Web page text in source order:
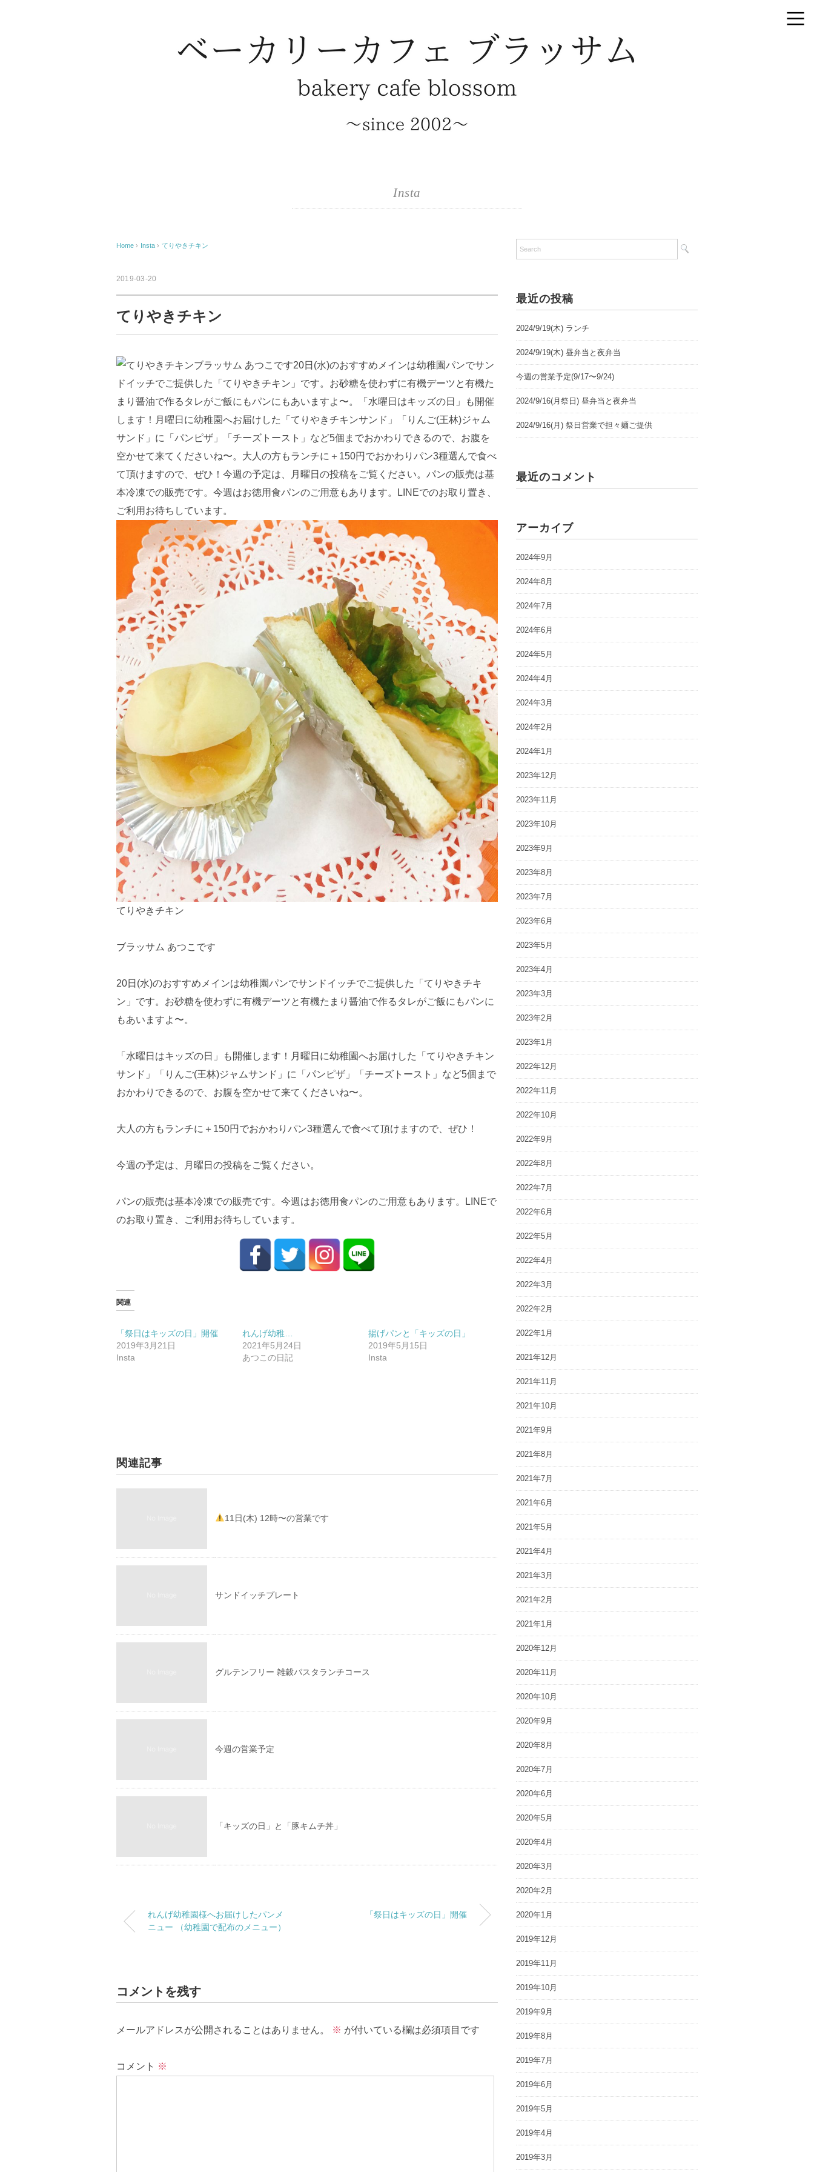
Insta
Home › Insta › てりやきチキン
2019-03-20
てりやきチキン
てりやきチキン
ブラッサム あつこです
20日(水)のおすすめメインは幼稚園パンでサンドイッチでご提供した「てりやきチキ
ン」です。お砂糖を使わずに有機デーツと有機たまり醤油で作るタレがご飯にもパンに
もあいますよ〜。
「水曜日はキッズの日」も開催します！月曜日に幼稚園へお届けした「てりやきチキン
サンド」「りんご(王林)ジャムサンド」に「パンピザ」「チーズトースト」など5個まで
おかわりできるので、お腹を空かせて来てくださいね〜。
大人の方もランチに＋150円でおかわりパン3種選んで食べて頂けますので、ぜひ！
今週の予定は、月曜日の投稿をご覧ください。
パンの販売は基本冷凍での販売です。今週はお徳用食パンのご用意もあります。LINEで
のお取り置き、ご利用お待ちしています。
関連
「祭日はキッズの日」開催
2019年3月21日
Insta
れんげ幼稚…
2021年5月24日
あつこの日記
揚げパンと「キッズの日」
2019年5月15日
Insta
関連記事
11日(木) 12時〜の営業です
サンドイッチプレート
グルテンフリー 雑穀パスタランチコース
今週の営業予定
「キッズの日」と「豚キムチ丼」
れんげ幼稚園様へお届けしたパンメ
ニュー （幼稚園で配布のメニュー）
「祭日はキッズの日」開催
コメントを残す
メールアドレスが公開されることはありません。 ※ が付いている欄は必須項目です
コメント ※
最近の投稿
2024/9/19(木) ランチ
2024/9/19(木) 昼弁当と夜弁当
今週の営業予定(9/17〜9/24)
2024/9/16(月祭日) 昼弁当と夜弁当
2024/9/16(月) 祭日営業で担々麺ご提供
最近のコメント
アーカイブ
2024年9月
2024年8月
2024年7月
2024年6月
2024年5月
2024年4月
2024年3月
2024年2月
2024年1月
2023年12月
2023年11月
2023年10月
2023年9月
2023年8月
2023年7月
2023年6月
2023年5月
2023年4月
2023年3月
2023年2月
2023年1月
2022年12月
2022年11月
2022年10月
2022年9月
2022年8月
2022年7月
2022年6月
2022年5月
2022年4月
2022年3月
2022年2月
2022年1月
2021年12月
2021年11月
2021年10月
2021年9月
2021年8月
2021年7月
2021年6月
2021年5月
2021年4月
2021年3月
2021年2月
2021年1月
2020年12月
2020年11月
2020年10月
2020年9月
2020年8月
2020年7月
2020年6月
2020年5月
2020年4月
2020年3月
2020年2月
2020年1月
2019年12月
2019年11月
2019年10月
2019年9月
2019年8月
2019年7月
2019年6月
2019年5月
2019年4月
2019年3月